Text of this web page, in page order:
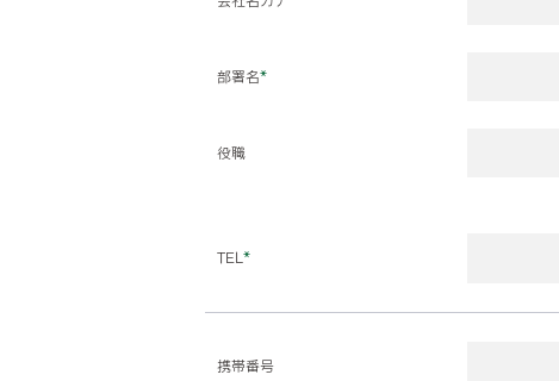
部署名*
役職
TEL *
携帯番号